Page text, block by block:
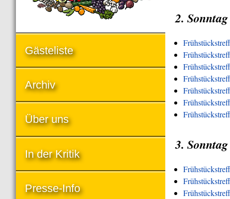
2.
3.
Gästeliste
Archiv
Über uns
In der Kritik
Presse-Info